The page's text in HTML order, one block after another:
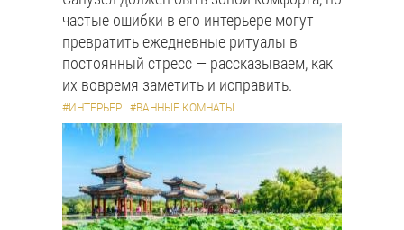
частые ошибки в его интерьере могут
превратить ежедневные ритуалы в
постоянный стресс — рассказываем, как
их вовремя заметить и исправить.
#ИНТЕРЬЕР #ВАННЫЕ КОМНАТЫ